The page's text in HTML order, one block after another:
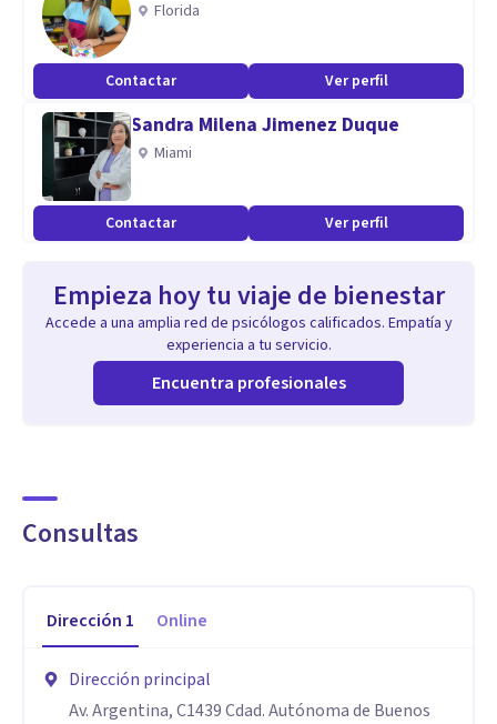
Florida
Contactar Ver perfil
Sandra Milena Jimenez Duque
Miami
Contactar Ver perfil
Empieza hoy tu viaje de bienestar
Accede a una amplia red de psicólogos calificados. Empatía y
experiencia a tu servicio.
Encuentra profesionales
Consultas
Dirección 1 Online
Dirección principal
Av. Argentina, C1439 Cdad. Autónoma de Buenos